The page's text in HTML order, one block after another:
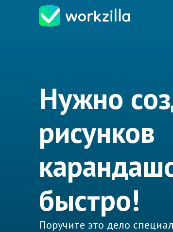
Нужно
рисунков
быстро!
Поручите это дело